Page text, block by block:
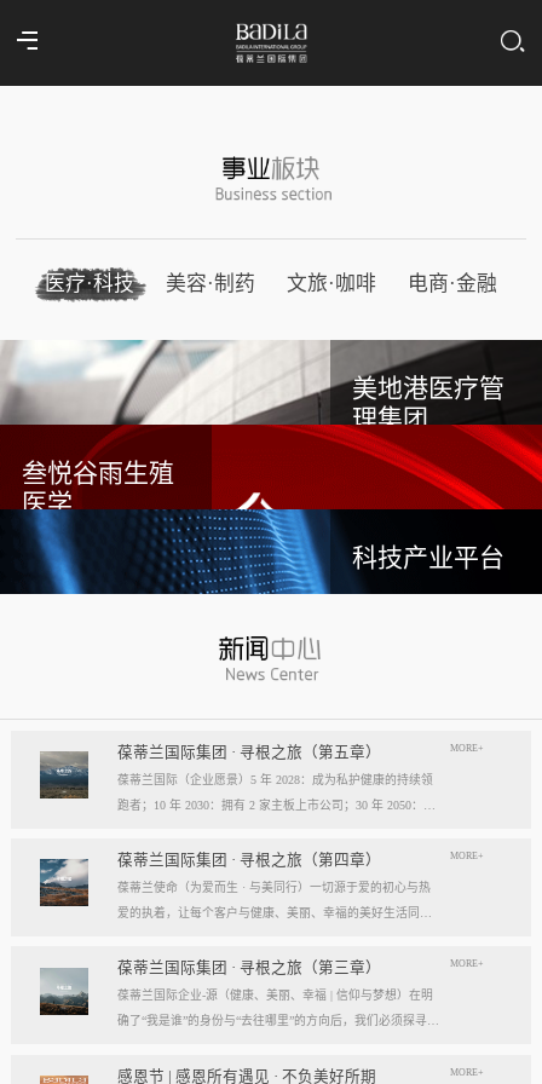
医疗·科技 美容·制药 文旅·咖啡 电商·金融
美地港医疗管
理集团
叁悦谷雨生殖
医学
科技产业平台
葆蒂兰国际集团 · 寻根之旅（第五章）
葆蒂兰国际（企业愿景）5 年 2028：成为私护健康的持续领
跑者；10 年 2030：拥有 2 家主板上市公司；30 年 2050：成
葆蒂兰国际立志成为健康产业中一个响亮的中国品牌。我们
以“为爱而生，与美同行”为使命，绘制出一幅清晰而雄心勃
勃的发展蓝图，旨在以坚实的步伐，从专业的深度走向事业
028 | 5年愿景）成为“私护健康领域的持续领跑者”· 定位： 我
MORE+
葆蒂兰国际集团 · 寻根之旅（第四章）
葆蒂兰使命（为爱而生 · 与美同行）一切源于爱的初心与热
爱的执着，让每个客户与健康、美丽、幸福的美好生活同
双翼“爱的初心”与“热爱的执着”，共同构成了葆蒂兰的精神内
核与力量源泉，二者如同呼吸，一呼一吸，生生不息。爱的
初心，是我们的根脉与方向。它是最初那份纯粹的善意、利
MORE+
葆蒂兰国际集团 · 寻根之旅（第三章）
葆蒂兰国际企业-源（健康、美丽、幸福 | 信仰与梦想）在明
确了“我是谁”的身份与“去往哪里”的方向后，我们必须探寻滋
格局与能量。它，就是葆蒂兰的“源”——我们一切思想与行
MORE+
感恩节 | 感恩所有遇见 · 不负美好所期 MORE+